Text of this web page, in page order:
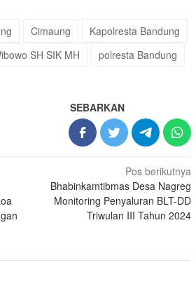
Cimaung
Kapolresta Bandung
SH SIK MH
polresta Bandung
SEBARKAN
Pos berikutnya
Bhabinkamtibmas Desa Nagreg
Monitoring Penyaluran BLT-DD
Triwulan III Tahun 2024